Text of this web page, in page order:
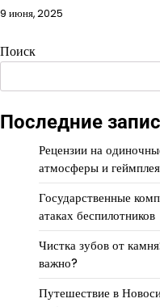
9 июня, 2025
Поиск
Последние
Рецензии на
атмосферы и геймплея
Государственные
атаках беспилотников
Чистка зубов от
важно?
Путешествие в